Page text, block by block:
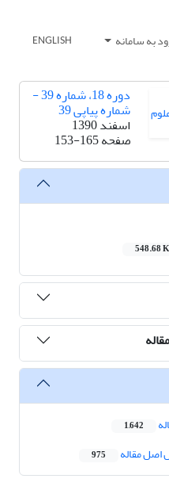
به سامانه ENGLISH
دوره 18، شماره 39 -
شماره پیاپی 39
اسفند 1390
صفحه153-165
548.68 K
1,642
اصل مقاله 975